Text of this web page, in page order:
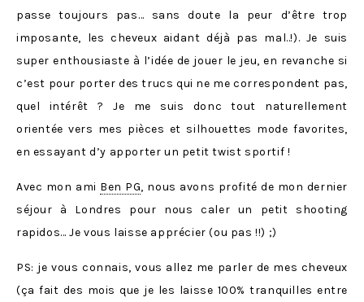
passe toujours pas… sans doute la peur d’être trop
imposante, les cheveux aidant déjà pas mal..!). Je suis
super enthousiaste à l’idée de jouer le jeu, en revanche si
c’est pour porter des trucs qui ne me correspondent pas,
quel intérêt ? Je me suis donc tout naturellement
orientée vers mes pièces et silhouettes mode favorites,
en essayant d’y apporter un petit twist sportif !
Avec mon ami Ben PG, nous avons profité de mon dernier
séjour à Londres pour nous caler un petit shooting
rapidos… Je vous laisse apprécier (ou pas !!) ;)
PS: je vous connais, vous allez me parler de mes cheveux
(ça fait des mois que je les laisse 100% tranquilles entre